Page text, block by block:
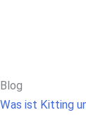
Blog
Was ist Kitting